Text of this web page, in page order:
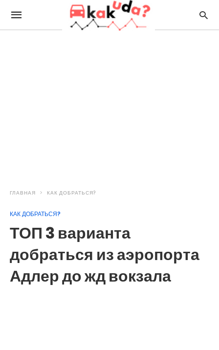
ГЛАВНАЯ КАК ДОБРАТЬСЯ?
КАК ДОБРАТЬСЯ?
ТОП 3 варианта
добраться из аэропорта
Адлер до жд вокзала